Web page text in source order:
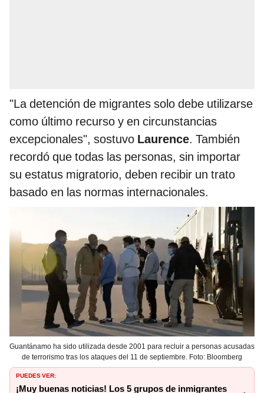
"La detención de migrantes solo debe utilizarse
como último recurso y en circunstancias
excepcionales", sostuvo Laurence. También
recordó que todas las personas, sin importar
su estatus migratorio, deben recibir un trato
basado en las normas internacionales.
Guantánamo ha sido utilizada desde 2001 para recluir a personas acusadas
de terrorismo tras los ataques del 11 de septiembre. Foto: Bloomberg
PUEDES VER:
¡Muy buenas noticias! Los 5 grupos de inmigrantes